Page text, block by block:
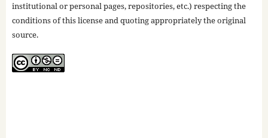
institutional or personal pages, repositories, etc.) respecting the
conditions of this license and quoting appropriately the original
source.